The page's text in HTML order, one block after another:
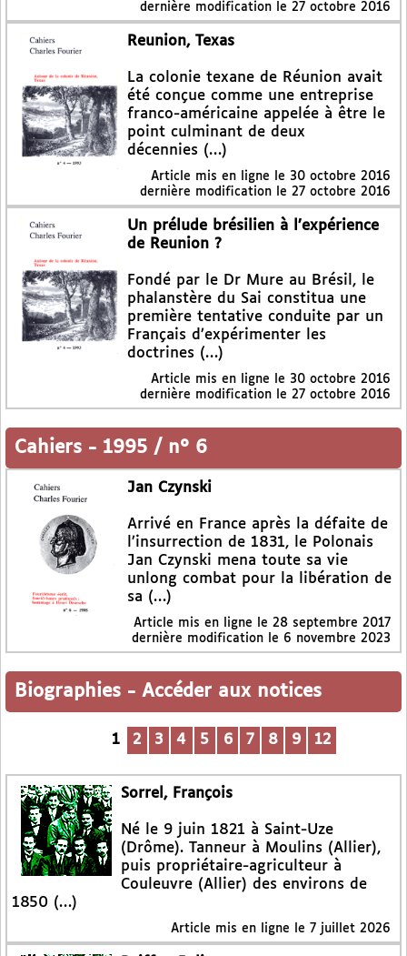
dernière modification le 27 octobre 2016
Reunion, Texas
La colonie texane de Réunion avait
été conçue comme une entreprise
franco-américaine appelée à être le
point culminant de deux
décennies (…)
Article mis en ligne le 30 octobre 2016
dernière modification le 27 octobre 2016
Un prélude brésilien à l’expérience
de Reunion ?
Fondé par le Dr Mure au Brésil, le
phalanstère du Sai constitua une
première tentative conduite par un
Français d’expérimenter les
doctrines (…)
Article mis en ligne le 30 octobre 2016
dernière modification le 27 octobre 2016
Cahiers - 1995 / n° 6
Jan Czynski
Arrivé en France après la défaite de
l’insurrection de 1831, le Polonais
Jan Czynski mena toute sa vie
unlong combat pour la libération de
sa (…)
Article mis en ligne le 28 septembre 2017
dernière modification le 6 novembre 2023
Biographies - Accéder aux notices
1 2 3 4 5 6 7 8 9 12
Sorrel, François
Né le 9 juin 1821 à Saint-Uze
(Drôme). Tanneur à Moulins (Allier),
puis propriétaire-agriculteur à
Couleuvre (Allier) des environs de
1850 (…)
Article mis en ligne le 7 juillet 2026